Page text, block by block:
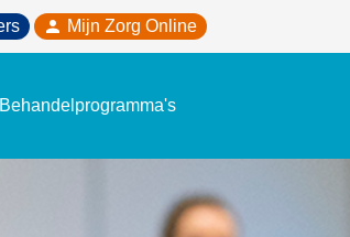
Mijn Zorg Online
Behandelprogramma's